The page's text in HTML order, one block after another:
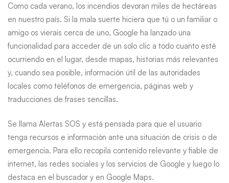
emergencia
Como cada verano, los incendios devoran miles de hectáreas
en nuestro país. Si la mala suerte hiciera que tú o un familiar o
amigo os vierais cerca de uno, Google ha lanzado una
funcionalidad para acceder de un solo clic a todo cuanto esté
ocurriendo en el lugar, desde mapas, historias más relevantes
y, cuando sea posible, información útil de las autoridades
locales como teléfonos de emergencia, páginas web y
traducciones de frases sencillas.
Se llama Alertas SOS y está pensada para que el usuario
tenga recursos e información ante una situación de crisis o de
emergencia. Para ello recopila contenido relevante y fiable de
internet, las redes sociales y los servicios de Google y luego lo
destaca en el buscador y en Google Maps.